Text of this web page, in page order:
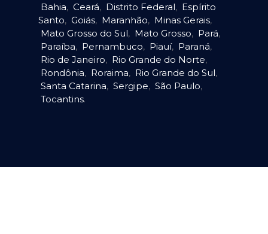
Bahia, Ceará, Distrito Federal, Espírito
Santo, Goiás, Maranhão, Minas Gerais,
Mato Grosso do Sul, Mato Grosso, Pará,
Paraíba, Pernambuco, Piauí, Paraná,
Rio de Janeiro, Rio Grande do Norte,
Rondônia, Roraima, Rio Grande do Sul,
Santa Catarina, Sergipe, São Paulo,
Tocantins.